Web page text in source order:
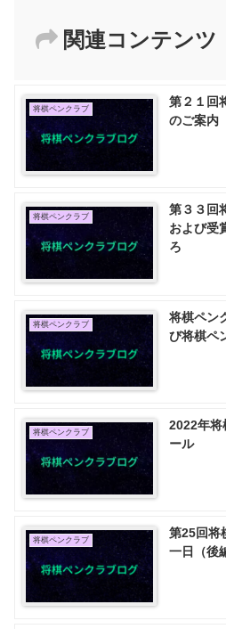
関連コンテンツ
将棋ペンクラブ
第２１回
のご案内
将棋ペンクラブ
第３３回
および受
ろ
将棋ペンクラブ
将棋ペン
び将棋ペ
将棋ペンクラブ
2022年将
ール
将棋ペンクラブ
第25回将
一日（後